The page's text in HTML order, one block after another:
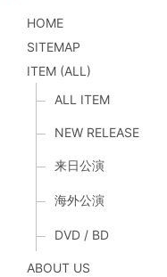
HOME
SITEMAP
ITEM (ALL)
ALL ITEM
NEW RELEASE
来日公演
海外公演
DVD / BD
ABOUT US